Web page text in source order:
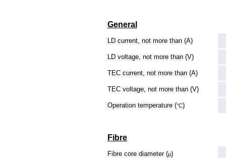
General
LD current, not more than (A)
LD voltage, not more than (V)
TEC current, not more than (A)
TEC voltage, not more than (V)
Operation temperature (°C)
Fibre
Fibre core diameter (µ)